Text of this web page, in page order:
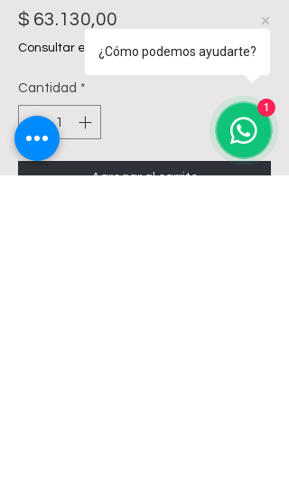
$ 63.130,00
Consultar envíos
Cantidad *
Agregar al carrito
¿Cómo podemos ayudarte?
1